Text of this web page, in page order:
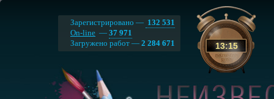
13:15
Зарегистрировано — 132 531
On-line — 37 971
Загружено работ — 2 284 671